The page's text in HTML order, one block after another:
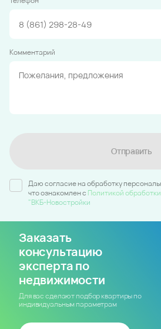
Комментарий
Отправить
Даю согласие на обработку
что ознакомлен c Политикой
"ВКБ-Новостройки
Заказать
консультацию
эксперта по
недвижимости
Для вас сделают подбор квартиры по
индивидуальным параметрам